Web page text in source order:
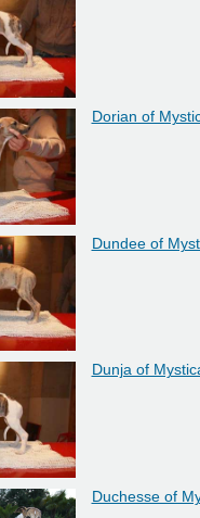
Dorian of
Dundee of
Dunja of
Duchesse of